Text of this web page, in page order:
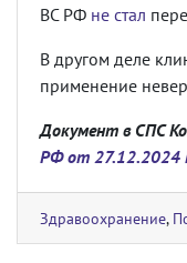
ВС РФ не стал
В другом деле
применение
Документ в СПС
РФ от 27.12.2024
Здравоохранение,